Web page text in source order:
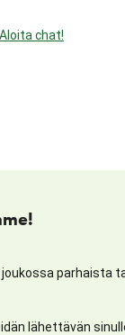
Aloita chat!
parhaista
lähettävän